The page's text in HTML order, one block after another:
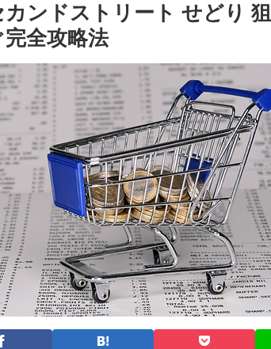
カンドストリート せどり
全攻略法